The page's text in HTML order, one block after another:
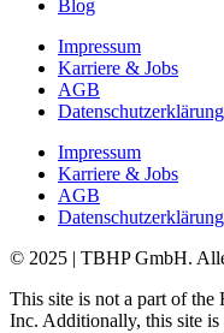
Blog
Impressum
Karriere & Jobs
AGB
Datenschutzerklärung
Impressum
Karriere & Jobs
AGB
Datenschutzerklärung
© 2025 | TBHP GmbH.
This site is not a part of
Inc. Additionally, this site